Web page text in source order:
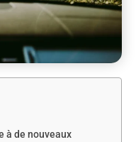
à de nouveaux